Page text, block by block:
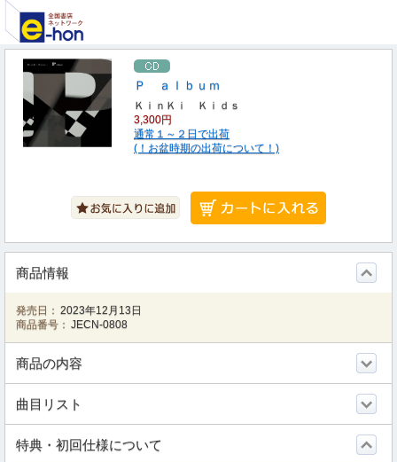
Ｐ ａｌｂｕｍ
ＫｉｎＫｉ Ｋｉｄｓ
3,300円
通常１～２日で出荷
(！お盆時期の出荷について！)
商品情報
発売日： 2023年12月13日
商品番号： JECN-0808
商品の内容
曲目リスト
特典・初回仕様について